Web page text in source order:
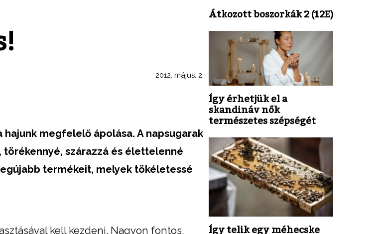
2012. május. 2.
megfelelő ápolása. A napsugarak
törékennyé, szárazzá és élettelenné
termékeit, melyek tökéletessé
kell kezdeni. Nagyon fontos,
Átkozott boszorkák 2 (12E)
Így érhetjük el a
skandináv nők
természetes szépségét
Így telik egy méhecske